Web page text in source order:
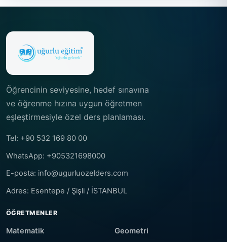
Öğrencinin seviyesine, hedef sınavına
ve öğrenme hızına uygun öğretmen
eşleştirmesiyle özel ders planlaması.
Tel: +90 532 169 80 00
WhatsApp: +905321698000
E-posta: info@ugurluozelders.com
Adres: Esentepe / Şişli / İSTANBUL
ÖĞRETMENLER
Matematik
Geometri